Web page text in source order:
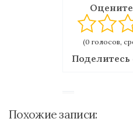
(0 голосов,
Поделитесь
Похожие записи: